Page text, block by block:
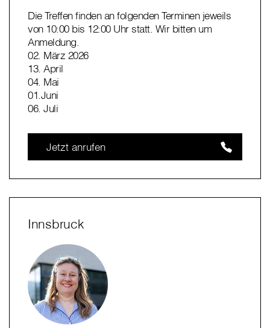
Die Treffen finden an folgenden Terminen jeweils
von 10:00 bis 12:00 Uhr statt. Wir bitten um
Anmeldung.
02. März 2026
13. April
04. Mai
01.Juni
06. Juli
Jetzt anrufen
Innsbruck